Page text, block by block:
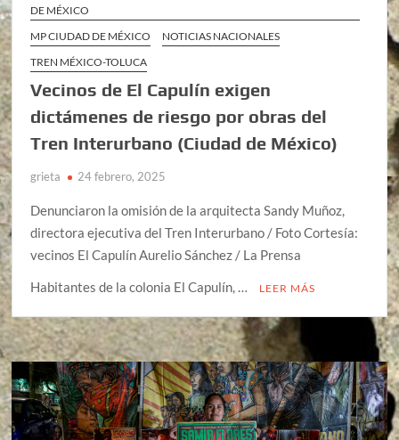
DE MÉXICO
MP CIUDAD DE MÉXICO
NOTICIAS NACIONALES
TREN MÉXICO-TOLUCA
Vecinos de El Capulín exigen
dictámenes de riesgo por obras del
Tren Interurbano (Ciudad de México)
grieta 24 febrero, 2025
Denunciaron la omisión de la arquitecta Sandy Muñoz,
directora ejecutiva del Tren Interurbano / Foto Cortesía:
vecinos El Capulín Aurelio Sánchez / La Prensa
Habitantes de la colonia El Capulín, …
LEER MÁS